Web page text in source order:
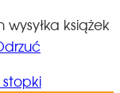
książek
stopki